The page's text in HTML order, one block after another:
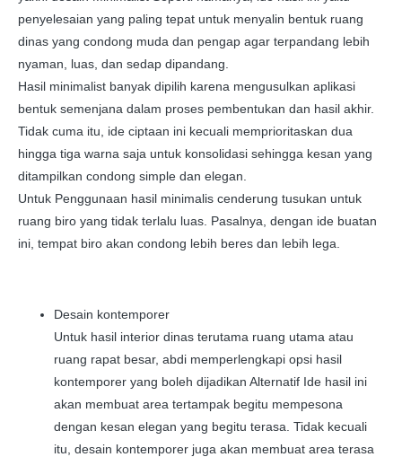
penyelesaian yang paling tepat untuk menyalin bentuk ruang
dinas yang condong muda dan pengap agar terpandang lebih
nyaman, luas, dan sedap dipandang.
Hasil minimalist banyak dipilih karena mengusulkan aplikasi
bentuk semenjana dalam proses pembentukan dan hasil akhir.
Tidak cuma itu, ide ciptaan ini kecuali memprioritaskan dua
hingga tiga warna saja untuk konsolidasi sehingga kesan yang
ditampilkan condong simple dan elegan.
Untuk Penggunaan hasil minimalis cenderung tusukan untuk
ruang biro yang tidak terlalu luas. Pasalnya, dengan ide buatan
ini, tempat biro akan condong lebih beres dan lebih lega.
Desain kontemporer
Untuk hasil interior dinas terutama ruang utama atau
ruang rapat besar, abdi memperlengkapi opsi hasil
kontemporer yang boleh dijadikan Alternatif Ide hasil ini
akan membuat area tertampak begitu mempesona
dengan kesan elegan yang begitu terasa. Tidak kecuali
itu, desain kontemporer juga akan membuat area terasa